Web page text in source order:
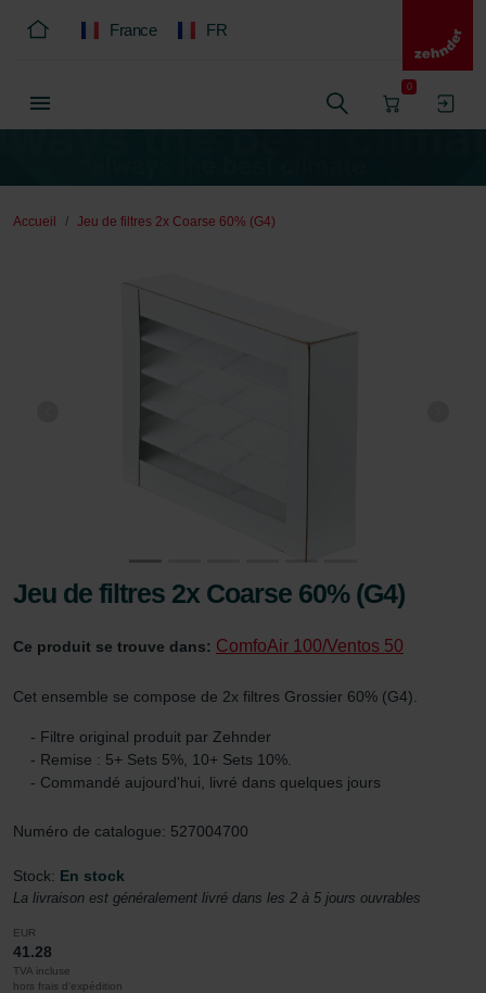
France FR
0
Accueil Jeu de filtres 2x Coarse 60% (G4)
Jeu de filtres 2x Coarse 60% (G4)
Ce produit se trouve dans: ComfoAir 100/Ventos 50
Cet ensemble se compose de 2x filtres Grossier 60% (G4).
- Filtre original produit par Zehnder
- Remise : 5+ Sets 5%, 10+ Sets 10%.
- Commandé aujourd'hui, livré dans quelques jours
Numéro de catalogue: 527004700
Stock: En stock
La livraison est généralement livré dans les 2 à 5 jours ouvrables
EUR
41.28
TVA incluse
hors frais d’expédition